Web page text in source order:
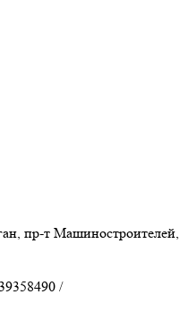
пр-т Машиностроителей,
/